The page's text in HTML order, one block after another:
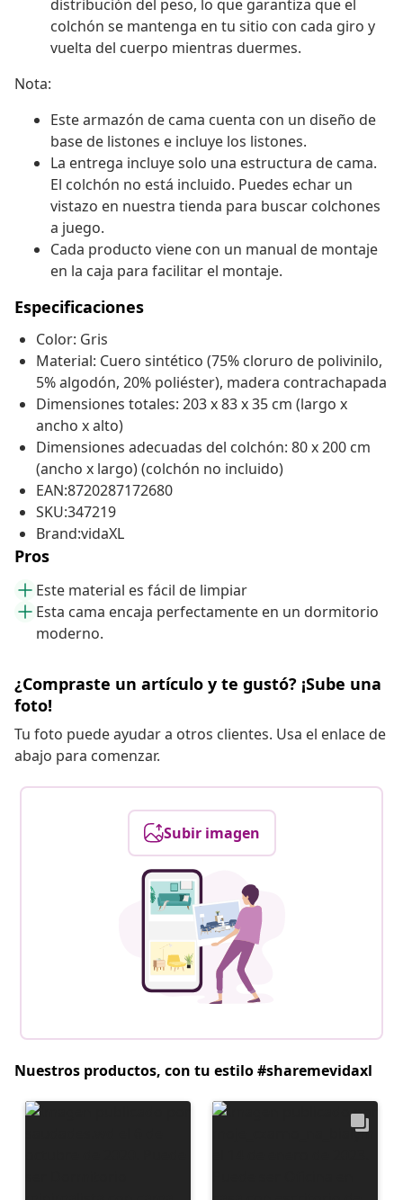
distribución del peso, lo que garantiza que el
colchón se mantenga en tu sitio con cada giro y
vuelta del cuerpo mientras duermes.
Nota:
Este armazón de cama cuenta con un diseño de
base de listones e incluye los listones.
La entrega incluye solo una estructura de cama.
El colchón no está incluido. Puedes echar un
vistazo en nuestra tienda para buscar colchones
a juego.
Cada producto viene con un manual de montaje
en la caja para facilitar el montaje.
Especificaciones
Color: Gris
Material: Cuero sintético (75% cloruro de polivinilo,
5% algodón, 20% poliéster), madera contrachapada
Dimensiones totales: 203 x 83 x 35 cm (largo x
ancho x alto)
Dimensiones adecuadas del colchón: 80 x 200 cm
(ancho x largo) (colchón no incluido)
EAN:8720287172680
SKU:347219
Brand:vidaXL
Pros
Este material es fácil de limpiar
Esta cama encaja perfectamente en un dormitorio
moderno.
¿Compraste un artículo y te gustó? ¡Sube una
foto!
Tu foto puede ayudar a otros clientes. Usa el enlace de
abajo para comenzar.
Subir imagen
Nuestros productos, con tu estilo #sharemevidaxl